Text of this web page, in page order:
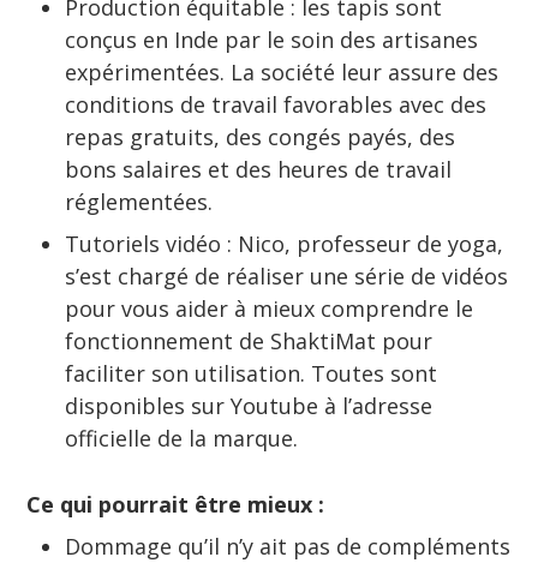
Production équitable : les tapis sont
conçus en Inde par le soin des artisanes
expérimentées. La société leur assure des
conditions de travail favorables avec des
repas gratuits, des congés payés, des
bons salaires et des heures de travail
réglementées.
Tutoriels vidéo : Nico, professeur de yoga,
s’est chargé de réaliser une série de vidéos
pour vous aider à mieux comprendre le
fonctionnement de ShaktiMat pour
faciliter son utilisation. Toutes sont
disponibles sur Youtube à l’adresse
officielle de la marque.
Ce qui pourrait être mieux :
Dommage qu’il n’y ait pas de compléments